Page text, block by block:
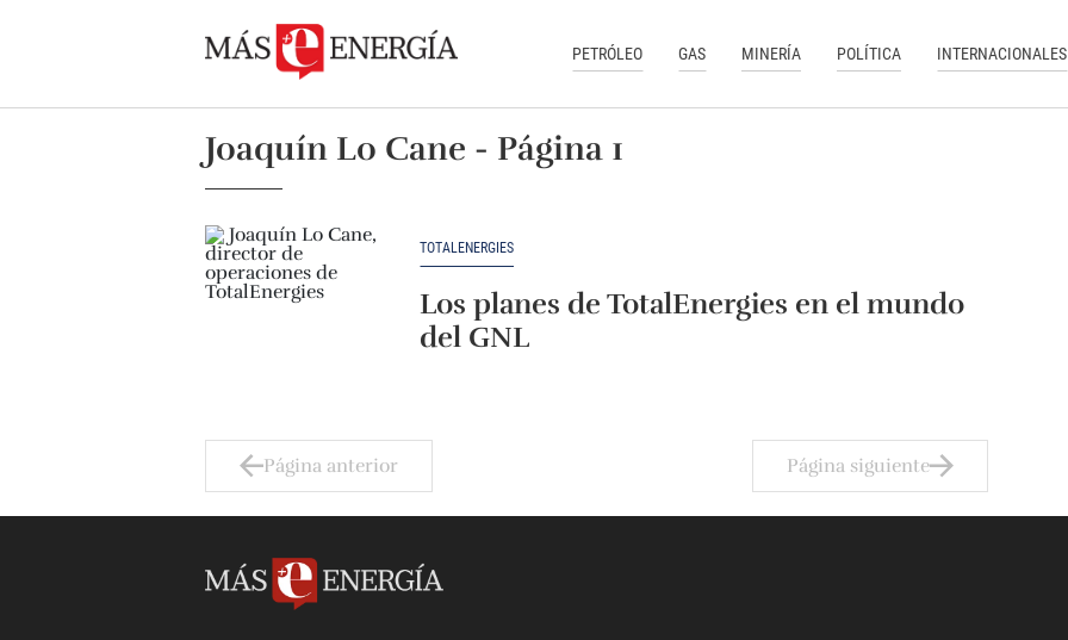
PETRÓLEO GAS MINERÍA POLÍTICA INTERNACIONALES
Joaquín Lo Cane - Página 1
TOTALENERGIES
Los planes de TotalEnergies en el mundo
del GNL
Página anterior Página siguiente